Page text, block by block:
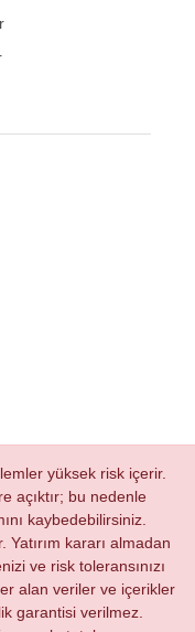
yüksek risk içerir.
açıktır; bu nedenle
kaybedebilirsiniz.
Yatırım kararı almadan
ve risk toleransınızı
alan veriler ve içerikler
garantisi verilmez.